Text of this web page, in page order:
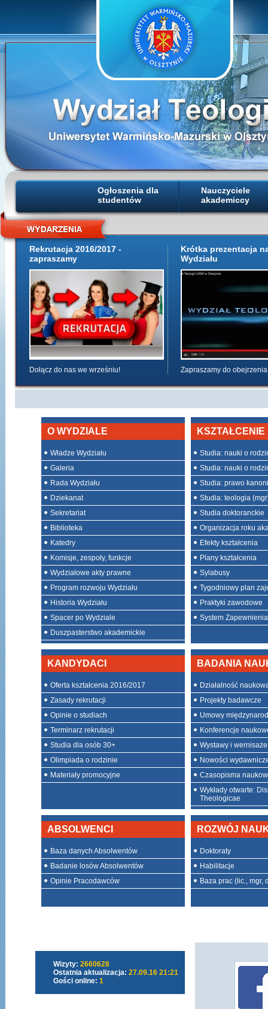
Ogłoszenia dla
studentów
Nauczyciele
akademiccy
Rekrutacja 2016/2017 -
zapraszamy
Dołącz do nas we wrześniu!
Krótka prezentacja
Wydziału
Zapraszamy do obejrzenia
O WYDZIALE
Władze Wydziału
Galeria
Rada Wydziału
Dziekanat
Sekretariat
Biblioteka
Katedry
Komisje, zespoły, funkcje
Wydziałowe akty prawne
Program rozwoju Wydziału
Historia Wydziału
Spacer po Wydziale
Duszpasterstwo akademickie
KSZTAŁCENIE
Studia: nauki o
Studia: nauki o
Studia: prawo
Studia: teologia
Studia doktoranckie
Organizacja roku
Efekty kształcenia
Plany kształcenia
Sylabusy
Tygodniowy plan
Praktyki zawodowe
System
KANDYDACI
Oferta kształcenia 2016/2017
Zasady rekrutacji
Opinie o studiach
Terminarz rekrutacji
Studia dla osób 30+
Olimpiada o rodzinie
Materiały promocyjne
BADANIA
Działalność
Projekty badawcze
Umowy
Konferencje
Wystawy i wernisaże
Nowości
Czasopisma
Wykłady otwarte:
Theologicae
ABSOLWENCI
Baza danych Absolwentów
Badanie losów Absolwentów
Opinie Pracodawców
ROZWÓJ
Doktoraty
Habilitacje
Baza prac (lic., mgr,
Wizyty: 2660628
Ostatnia aktualizacja: 27.09.16 21:21
Gości online: 1